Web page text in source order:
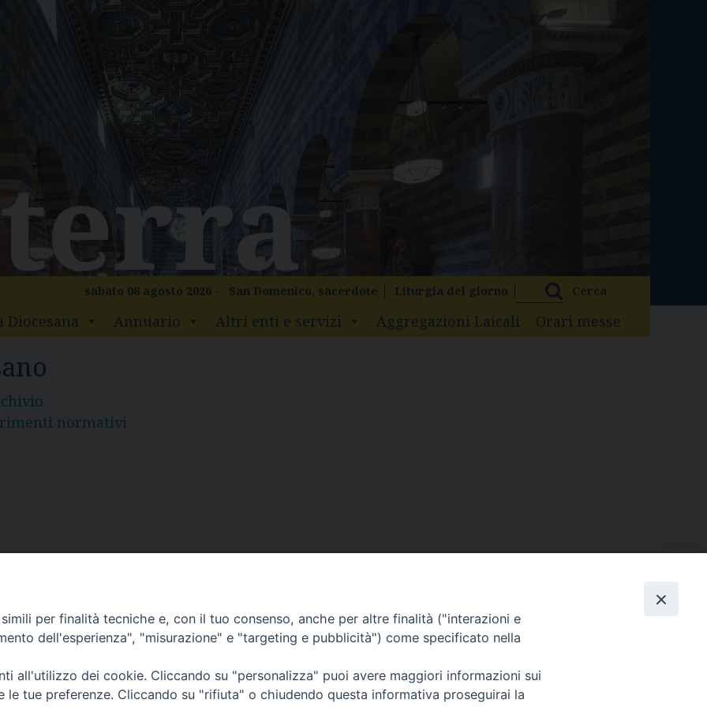
sabato 08 agosto 2026 - San Domenico, sacerdote Liturgia del giorno Cerca
Diocesana Annuario Altri enti e servizi Aggregazioni Laicali Orari messe
normativi
sulla privacy-Note Legali -Cookies Policy
per finalità tecniche e, con il tuo consenso, anche per altre finalità ("interazioni e
dell'esperienza", "misurazione" e "targeting e pubblicità") come specificato nella
all'utilizzo dei cookie. Cliccando su "personalizza" puoi avere maggiori informazioni sui
le tue preferenze. Cliccando su "rifiuta" o chiudendo questa informativa proseguirai la